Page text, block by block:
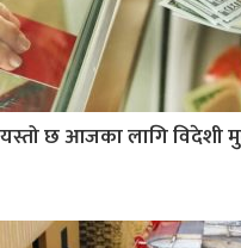
यस्तो छ आजका लागि विदेशी